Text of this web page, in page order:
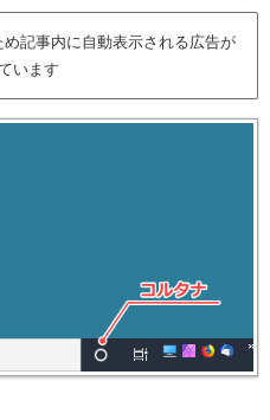
記事内に自動表示される広告が
います